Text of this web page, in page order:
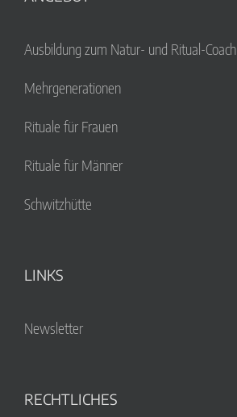
Ausbildung zum Natur- und Ritual-Coach
Mehrgenerationen
Rituale für Frauen
Rituale für Männer
Schwitzhütte
LINKS
Newsletter
RECHTLICHES